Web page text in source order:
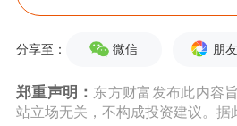
高度适配，有望成为
业势能进一步积聚的重
业内人士认为，凭借长
分享至： 微信 朋
郑重声明： 东方财富发布此内容
站立场无关，不构成投资建议。据